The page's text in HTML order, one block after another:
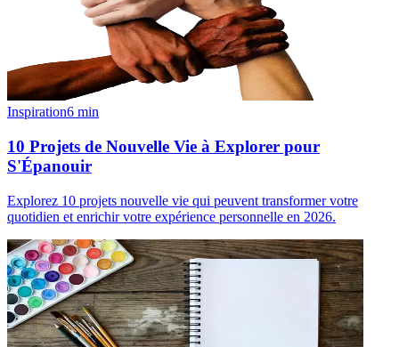
Inspiration6 min
10 Projets de Nouvelle Vie à Explorer pour
S'Épanouir
Explorez 10 projets nouvelle vie qui peuvent transformer votre
quotidien et enrichir votre expérience personnelle en 2026.